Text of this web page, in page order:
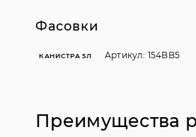
Фасовки
КАНИСТРА 5Л Артикул: 154BB5
Преимущества